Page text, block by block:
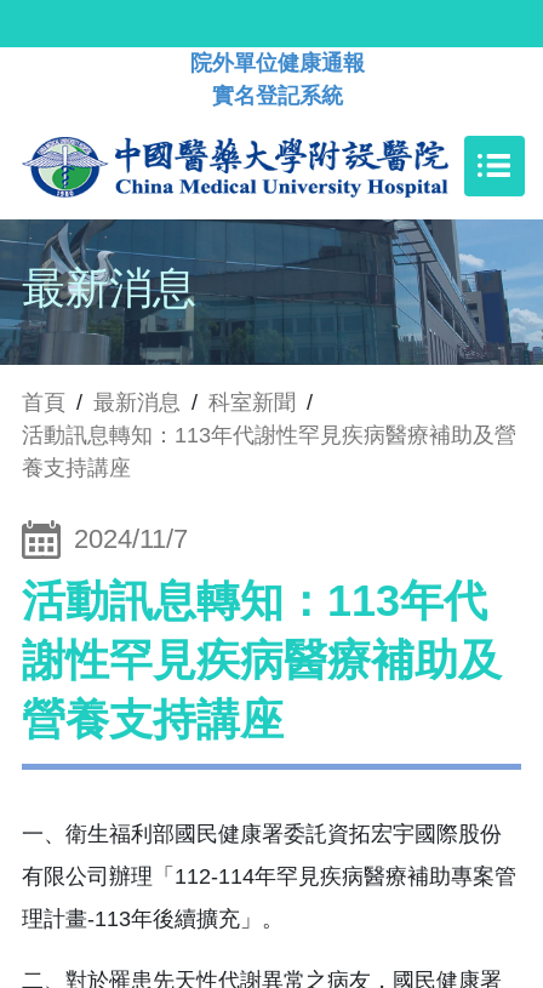
院外單位健康通報
實名登記系統
最新消息
首頁 / 最新消息 / 科室新聞 /
活動訊息轉知：113年代謝性罕見疾病醫療補助及營
養支持講座
2024/11/7
活動訊息轉知：113年代
謝性罕見疾病醫療補助及
營養支持講座
一、衛生福利部國民健康署委託資拓宏宇國際股份
有限公司辦理「112-114年罕見疾病醫療補助專案管
理計畫-113年後續擴充」。
二、對於罹患先天性代謝異常之病友，國民健康署